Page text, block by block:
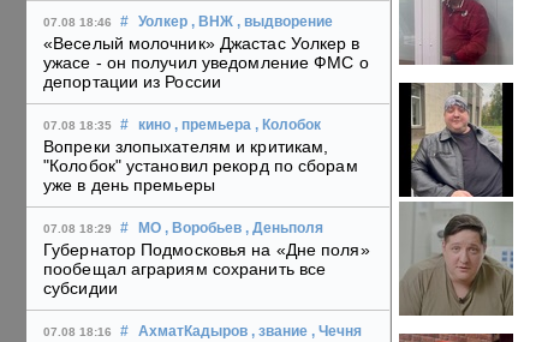
07.08 18:46 # Уолкер , ВНЖ , выдворение
«Веселый молочник» Джастас Уолкер в
ужасе - он получил уведомление ФМС о
депортации из России
07.08 18:35 # кино , премьера , Колобок
Вопреки злопыхателям и критикам,
"Колобок" установил рекорд по сборам
уже в день премьеры
07.08 18:29 # МО , Воробьев , Деньполя
Губернатор Подмосковья на «Дне поля»
пообещал аграриям сохранить все
субсидии
07.08 18:16 # АхматКадыров , звание , Чечня